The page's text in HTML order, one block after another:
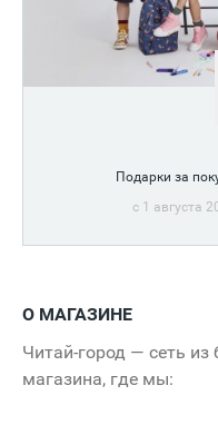
Подарки за
c 1 августа
О МАГАЗИНЕ
Читай-город — сеть из
магазина, где мы: